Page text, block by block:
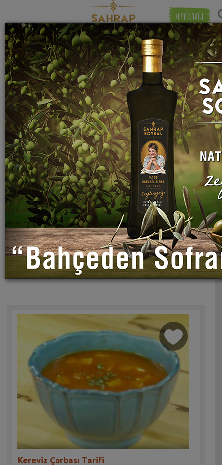
ZEYTİNYAĞI
"firik bulguru" etiketiyle eşleşen (1) tarif
bulundu.
Eşleşmeye
Kereviz Çorbası Tarifi